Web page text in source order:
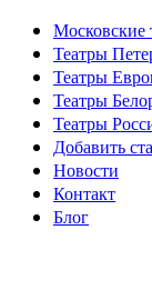
Московские
Театры
Театры
Театры
Театры
Добавить
Новости
Контакт
Блог